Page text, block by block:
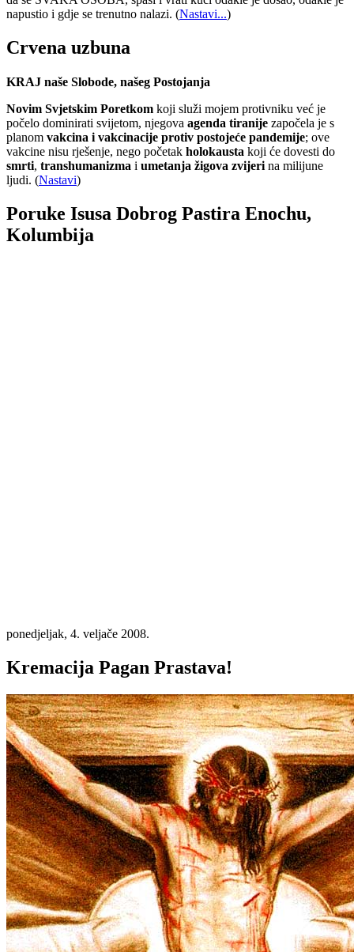
napustio i gdje se trenutno nalazi. (Nastavi...)
Crvena uzbuna
KRAJ naše Slobode, našeg Postojanja
Novim Svjetskim Poretkom koji služi mojem protivniku već je
počelo dominirati svijetom, njegova agenda tiranije započela je s
planom vakcina i vakcinacije protiv postojeće pandemije; ove
vakcine nisu rješenje, nego početak holokausta koji će dovesti do
smrti, transhumanizma i umetanja žigova zvijeri na milijune
ljudi. (Nastavi)
Poruke Isusa Dobrog Pastira Enochu,
Kolumbija
ponedjeljak, 4. veljače 2008.
Kremacija Pagan Prastava!